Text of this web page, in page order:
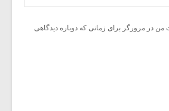
من در مرورگر برای زمانی که دوباره دیدگاهی